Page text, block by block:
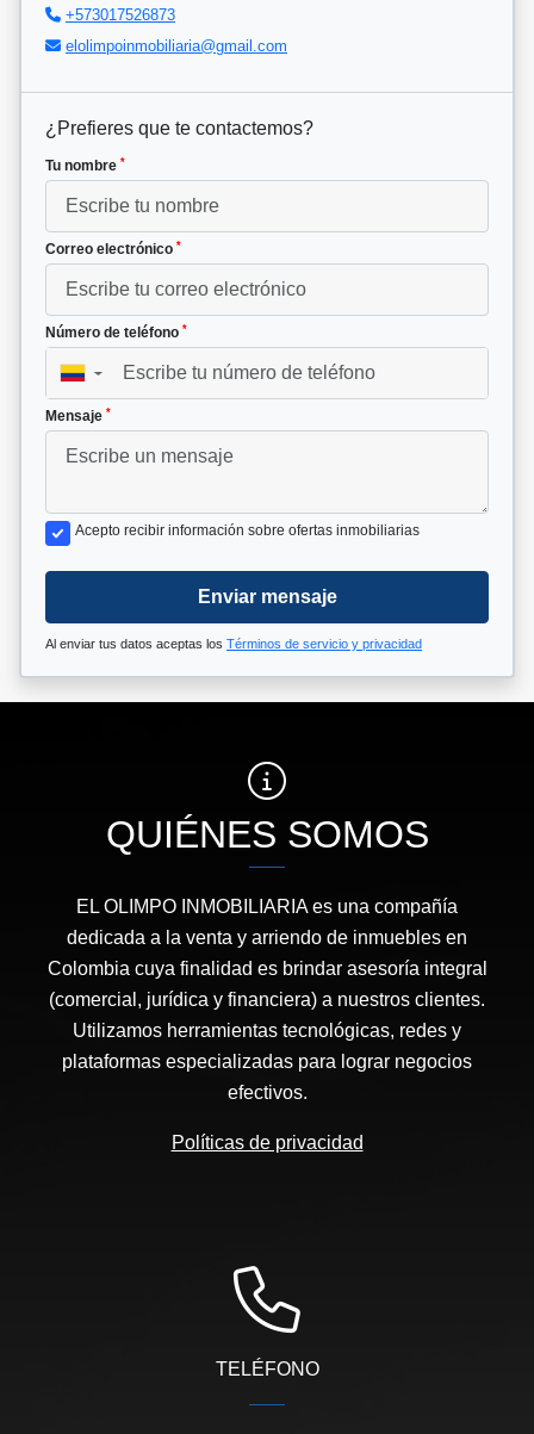
+573017526873
elolimpoinmobiliaria@gmail.com
¿Prefieres que te contactemos?
Tu nombre *
Correo electrónico *
Número de teléfono *
▼
Mensaje *
Acepto recibir información sobre ofertas inmobiliarias
Enviar mensaje
Al enviar tus datos aceptas los Términos de servicio y privacidad
QUIÉNES SOMOS
EL OLIMPO INMOBILIARIA es una compañía
dedicada a la venta y arriendo de inmuebles en
Colombia cuya finalidad es brindar asesoría integral
(comercial, jurídica y financiera) a nuestros clientes.
Utilizamos herramientas tecnológicas, redes y
plataformas especializadas para lograr negocios
efectivos.
Políticas de privacidad
TELÉFONO